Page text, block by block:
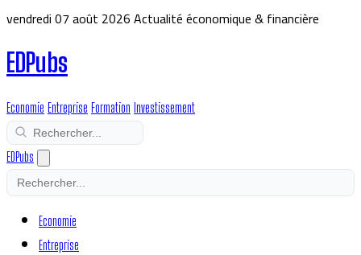
vendredi 07 août 2026Actualité économique & financière
EDPubs
Economie Entreprise Formation Investissement
EDPubs
Economie
Entreprise